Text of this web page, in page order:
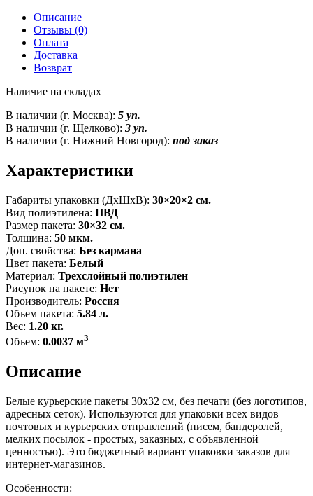
Описание
Отзывы (0)
Оплата
Доставка
Возврат
Наличие на складах
В наличии (г. Москва): 5 уп.
В наличии (г. Щелково): 3 уп.
В наличии (г. Нижний Новгород): под заказ
Характеристики
Габариты упаковки (ДxШxВ): 30×20×2 см.
Вид полиэтилена: ПВД
Размер пакета: 30×32 см.
Толщина: 50 мкм.
Доп. свойства: Без кармана
Цвет пакета: Белый
Материал: Трехслойный полиэтилен
Рисунок на пакете: Нет
Производитель: Россия
Объем пакета: 5.84 л.
Вес: 1.20 кг.
Объем: 0.0037 м3
Описание
Белые курьерские пакеты 30x32 см, без печати (без логотипов,
адресных сеток). Используются для упаковки всех видов
почтовых и курьерских отправлений (писем, бандеролей,
мелких посылок - простых, заказных, с объявленной
ценностью). Это бюджетный вариант упаковки заказов для
интернет-магазинов.
Особенности: